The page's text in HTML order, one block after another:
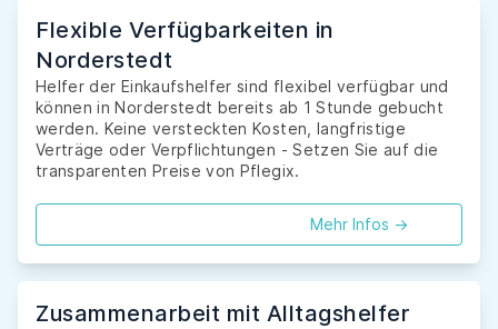
Flexible Verfügbarkeiten in
Norderstedt
Helfer der Einkaufshelfer sind flexibel verfügbar und
können in Norderstedt bereits ab 1 Stunde gebucht
werden. Keine versteckten Kosten, langfristige
Verträge oder Verpflichtungen - Setzen Sie auf die
transparenten Preise von Pflegix.
Mehr Infos ->
Zusammenarbeit mit Alltagshelfer